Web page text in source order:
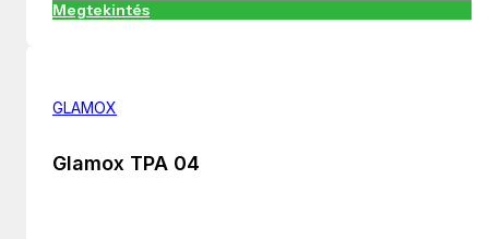
Megtekintés
GLAMOX
Glamox TPA 04